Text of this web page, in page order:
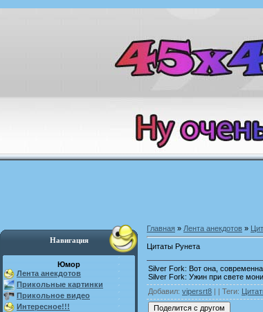
Навигация
Юмор
Лента анекдотов
Прикольные картинки
Прикольное видео
Интересное!!!
Главная » Лента анекдотов »
Цитаты Рунета
Silver Fork: Вот она,
Silver Fork: Ужин при свете
Добавил: vipersrt8 | | Теги: